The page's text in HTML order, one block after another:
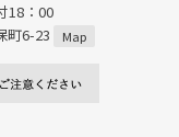
18：00
町6-23
Map